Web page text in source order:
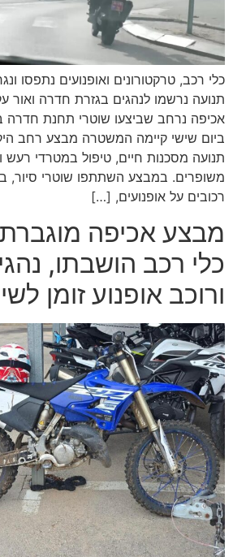
כלי רכב, טרקטורונים ואופנועים נתפסו
תנועה נרשמו לנהגים בגזרת חדרה
אכיפה נרחב שביצעו שוטרי תחנת
ביום שישי קיימה המשטרה מבצע רחב
תנועה מסכנות חיים, טיפול במטרדי רעש
משופרים. במבצע השתתפו שוטרי סיור,
רכובים על אופנועים, […]
מבצע אכיפה
כלי רכב הושבתו,
ורוכב אופנוע זומן